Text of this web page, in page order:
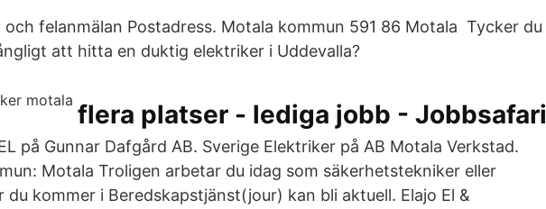
felanmälan Postadress. Motala kommun 591 86 Motala Tycker du
att hitta en duktig elektriker i Uddevalla?
flera platser - lediga jobb - Jobbsafari
på Gunnar Dafgård AB. Sverige Elektriker på AB Motala Verkstad.
Motala Troligen arbetar du idag som säkerhetstekniker eller
du kommer i Beredskapstjänst(jour) kan bli aktuell. Elajo El &